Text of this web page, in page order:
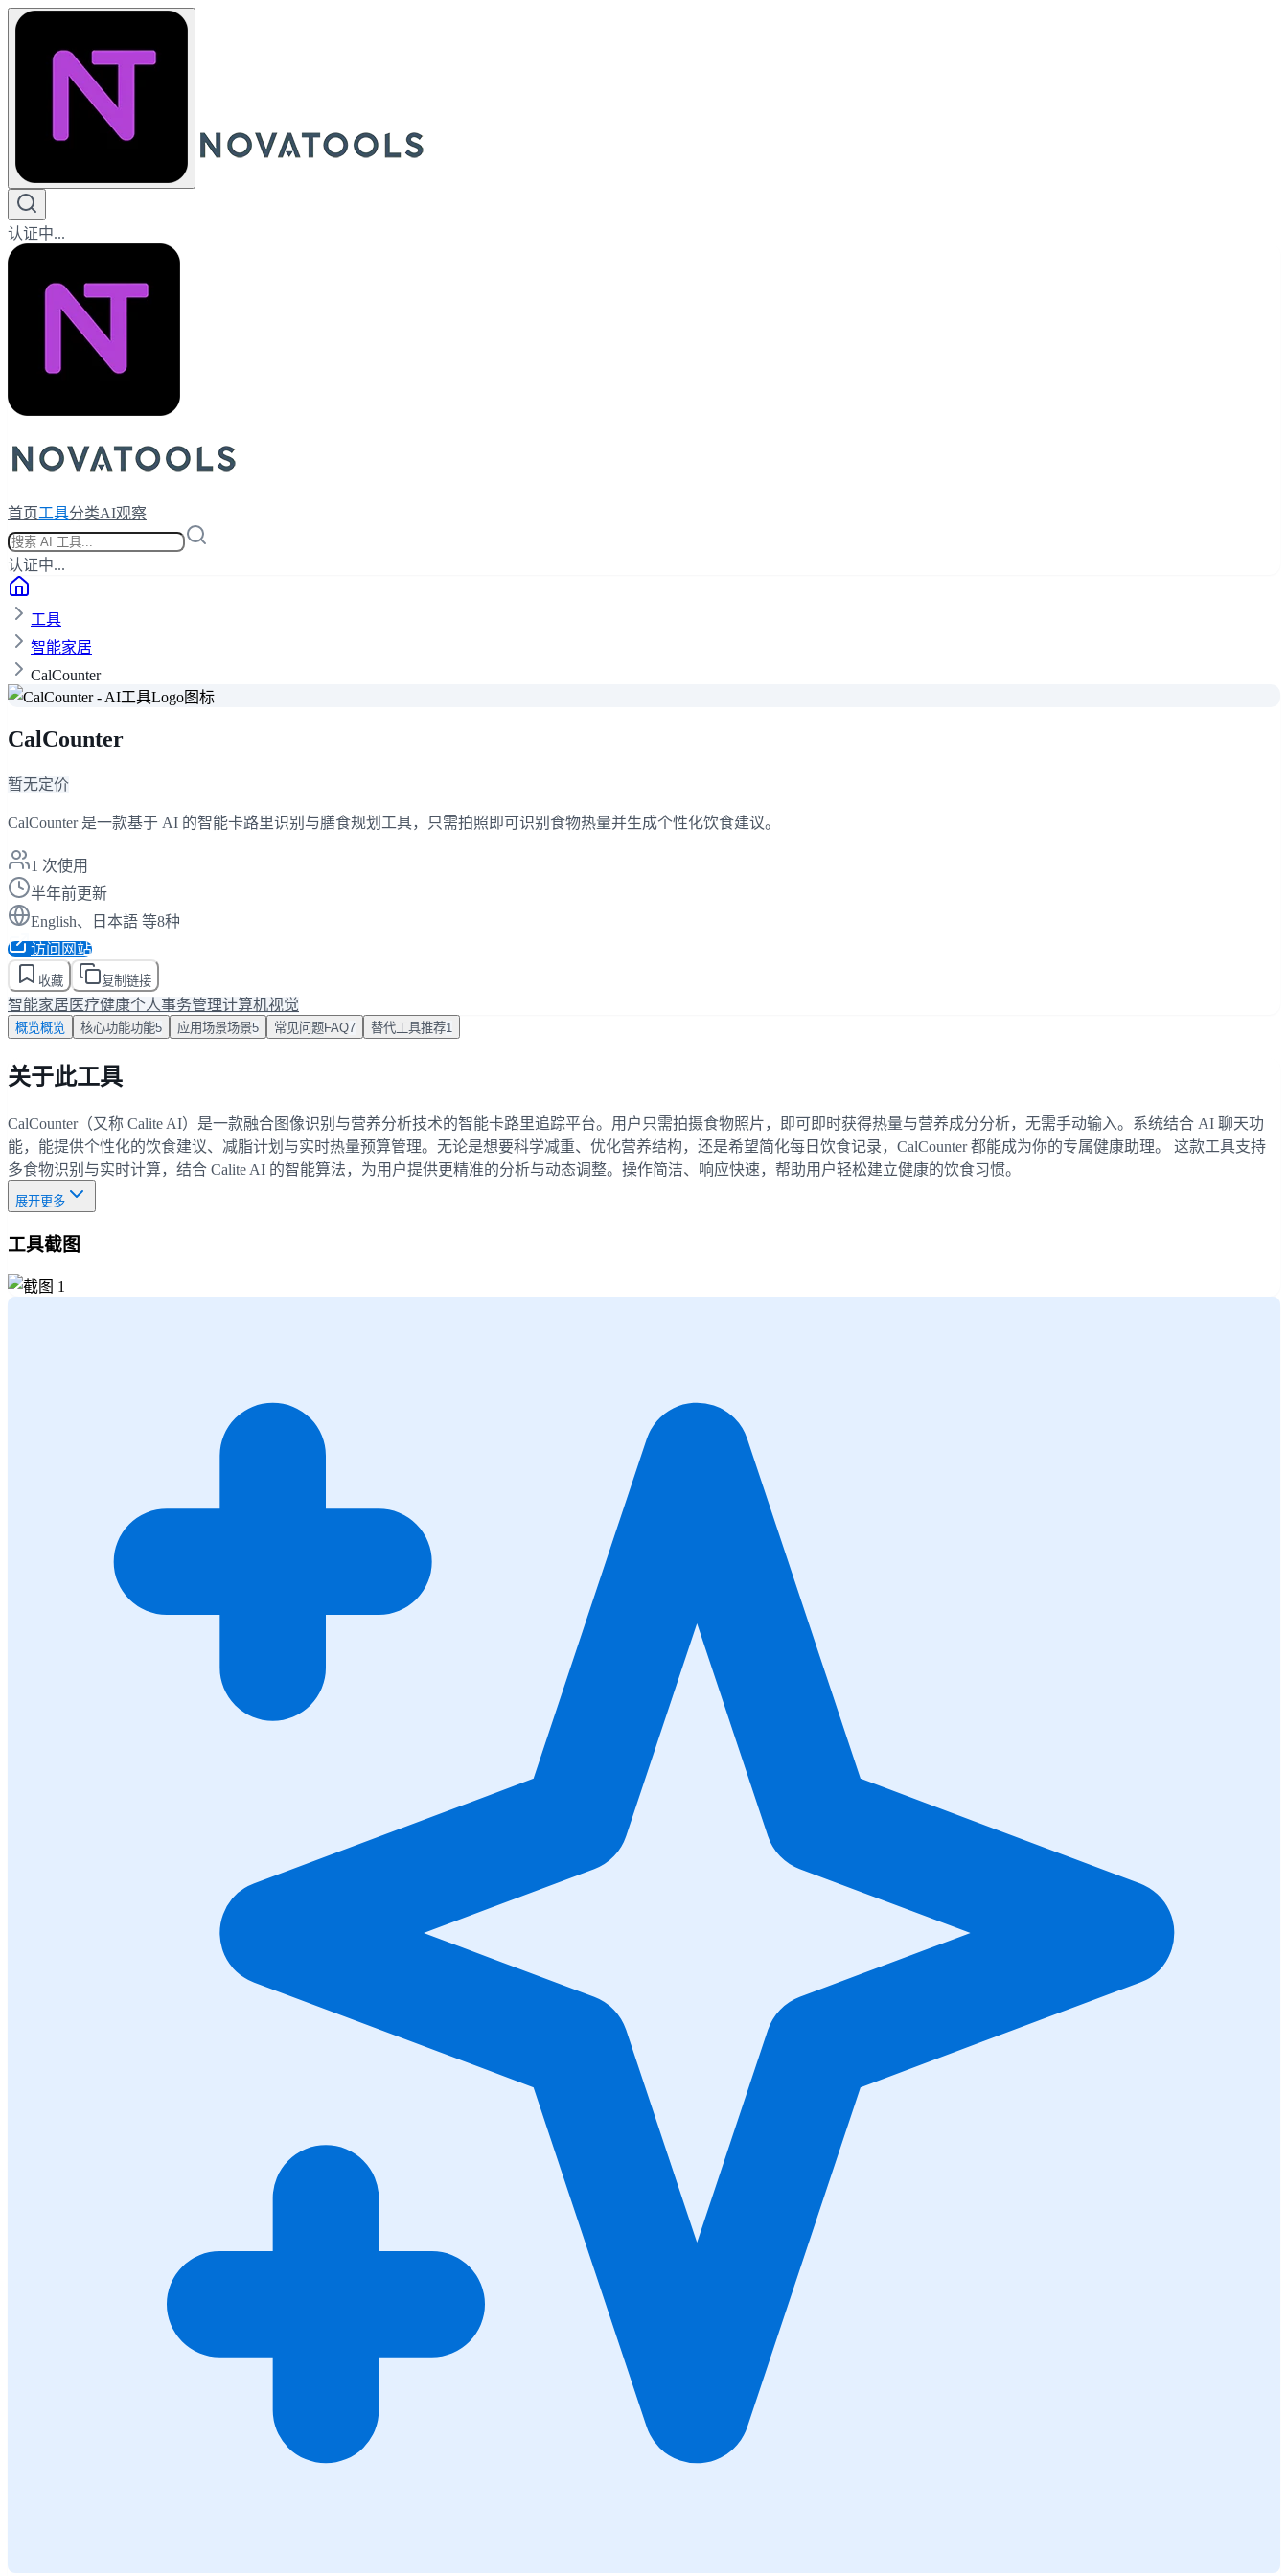
认证中...
首页工具分类AI观察
认证中...
工具
智能家居
CalCounter
CalCounter
暂无定价
CalCounter 是一款基于 AI 的智能卡路里识别与膳食规划工具，只需拍照即可识别食物热量并生成个性化饮食建议。
1 次使用
半年前更新
English、日本語 等8种
访问网站
收藏 复制链接
智能家居 医疗健康个人事务管理计算机视觉
概览概览 核心功能功能5 应用场景场景5 常见问题 FAQ7 替代工具推荐1
关于此工具
CalCounter（又称 Calite AI）是一款融合图像识别与营养分析技术的智能卡路里追踪平台。用户只需拍摄食物照片，即可即时获得热量与营养成分分析，无需手动输入。系统结合 AI 聊天功
能，能提供个性化的饮食建议、减脂计划与实时热量预算管理。无论是想要科学减重、优化营养结构，还是希望简化每日饮食记录，CalCounter 都能成为你的专属健康助理。 这款工具支持
多食物识别与实时计算，结合 Calite AI 的智能算法，为用户提供更精准的分析与动态调整。操作简洁、响应快速，帮助用户轻松建立健康的饮食习惯。
展开更多
工具截图